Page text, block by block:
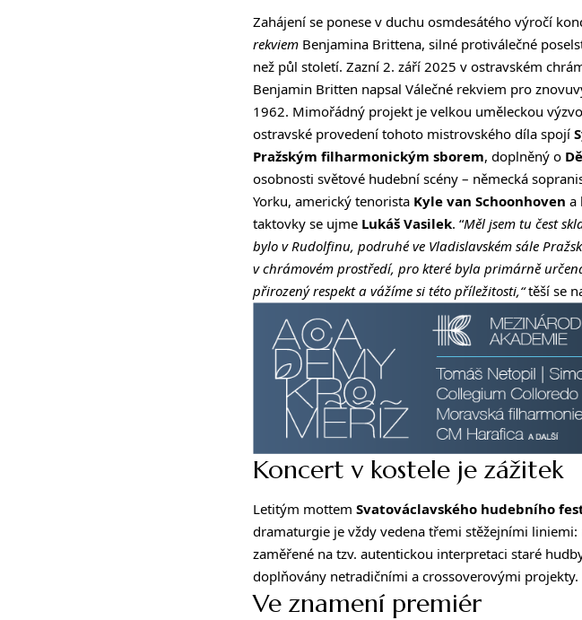
Zahájení se ponese v duchu osmdesátého výročí
rekviem Benjamina Brittena, silné protiválečné
než půl století. Zazní 2. září 2025 v ostravském
Benjamin Britten napsal Válečné rekviem pro
1962. Mimořádný projekt je velkou uměleckou
ostravské provedení tohoto mistrovského díla spojí
Pražským filharmonickým sborem, doplněný o
osobnosti světové hudební scény – německá
Yorku, americký tenorista Kyle van Schoonhoven a
taktovky se ujme Lukáš Vasilek. “Měl jsem tu čest
bylo v Rudolfinu, podruhé ve Vladislavském sále
v chrámovém prostředí, pro které byla primárně
přirozený respekt a vážíme si této příležitosti,“těší se
Koncert v kostele je zážitek
Letitým mottem Svatováclavského hudebního
dramaturgie je vždy vedena třemi stěžejními
zaměřené na tzv. autentickou interpretaci staré
doplňovány netradičními a crossoverovými projekty.
Ve znamení premiér